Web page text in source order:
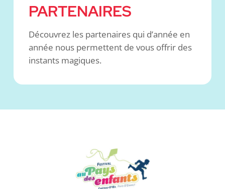
PARTENAIRES
Découvrez les partenaires qui d’année en
année nous permettent de vous offrir des
instants magiques.